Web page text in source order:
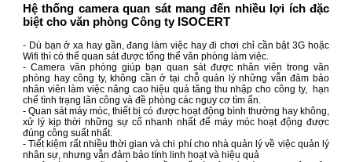
Hệ thống camera quan sát mang đến nhiều lợi ích đặc
biệt cho văn phòng Công ty ISOCERT
- Dù bạn ở xa hay gần, đang làm việc hay đi chơi chỉ cần bật 3G hoặc
Wifi thì có thể quan sát được tổng thể văn phòng làm việc.
- Camera văn phòng giúp bạn quan sát được nhân viên trong văn
phòng hay công ty, không cần ở tại chỗ quản lý những vẫn đảm bảo
nhân viên làm việc nâng cao hiệu quả tăng thu nhập cho công ty, hạn
chế tình trạng lãn công và đề phòng các nguy cơ tìm ẩn.
- Quan sát máy móc, thiết bị có được hoạt động bình thường hay không,
xử lý kịp thời những sự cố nhanh nhất để máy móc hoạt động được
đúng công suất nhất.
- Tiết kiệm rất nhiều thời gian và chi phí cho nhà quản lý về việc quản lý
nhân sự, nhưng vẫn đảm bảo tính linh hoạt và hiệu quả